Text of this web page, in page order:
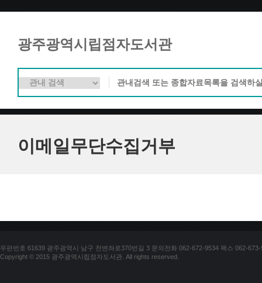
광주광역시립점자도서관
이메일무단수집거부
우편번호 61639 광주광역시 남구 천변좌로370번길 3 문의전화 062-672-9534 팩스 062-673-
Copyright © 2015 광주광역시립점자도서관. All rights reserved.